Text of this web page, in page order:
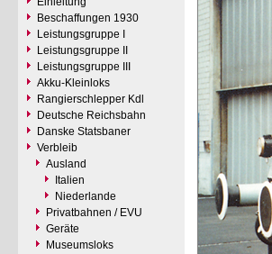
Beschaffungen 1930
Leistungsgruppe I
Leistungsgruppe II
Leistungsgruppe III
Akku-Kleinloks
Rangierschlepper Kdl
Deutsche Reichsbahn
Danske Statsbaner
Verbleib
Ausland
Italien
Niederlande
Privatbahnen / EVU
Geräte
Museumsloks